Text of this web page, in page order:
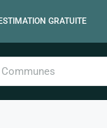
ESTIMATION GRATUITE
Communes